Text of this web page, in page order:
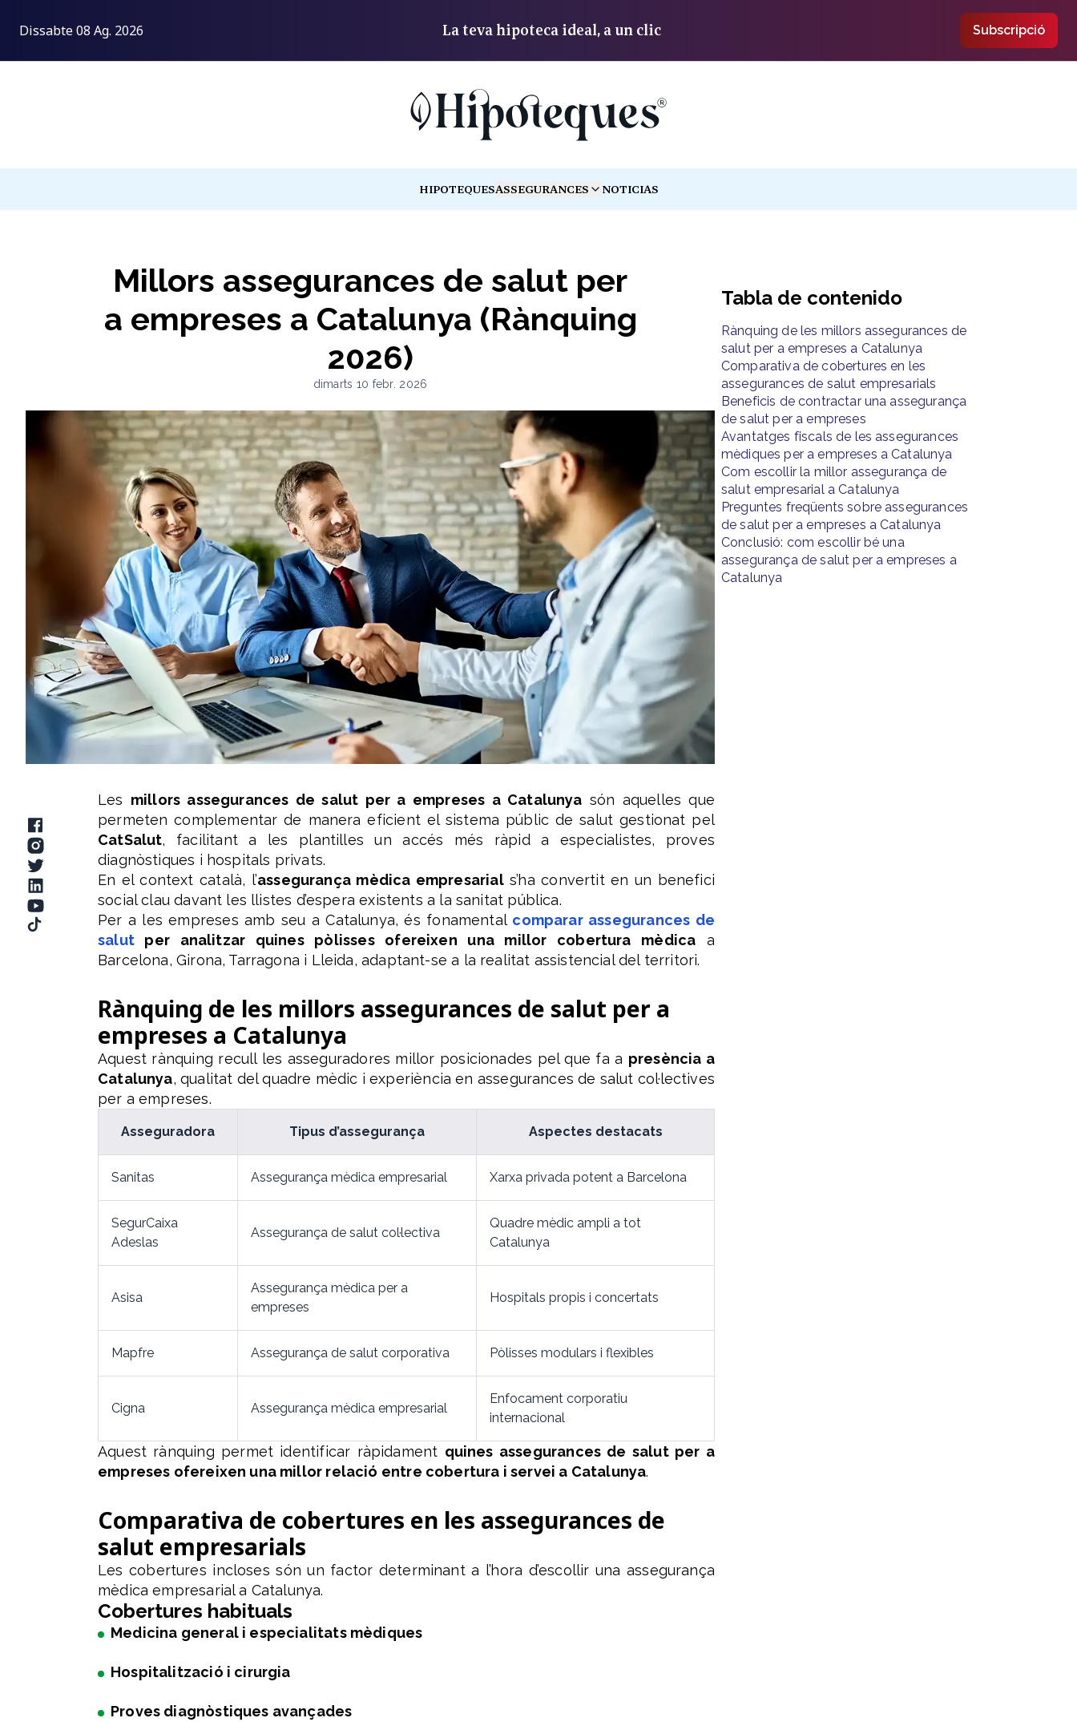
Dissabte 08 Ag. 2026 La teva hipoteca ideal, a un clic Subscripció
HIPOTEQUESASSEGURANCES
TOGGLE MENU NOTICIAS
Millors assegurances de salut per
a empreses a Catalunya (Rànquing
2026)
dimarts 10 febr. 2026
Les millors assegurances de salut per a empreses a Catalunya són aquelles que
permeten complementar de manera eficient el sistema públic de salut gestionat pel
CatSalut, facilitant a les plantilles un accés més ràpid a especialistes, proves
diagnòstiques i hospitals privats.
En el context català, l’assegurança mèdica empresarials’ha convertit en un benefici
social clau davant les llistes d’espera existents a la sanitat pública.
Per a les empreses amb seu a Catalunya, és fonamental comparar assegurances de
salutper analitzar quines pòlisses ofereixen una millor cobertura mèdica a
Barcelona, Girona, Tarragona i Lleida, adaptant-se a la realitat assistencial del territori.
Rànquing de les millors assegurances de salut per a
empreses a Catalunya
Aquest rànquing recull les asseguradores millor posicionades pel que fa a presència a
Catalunya, qualitat del quadre mèdic i experiència en assegurances de salut col·lectives
per a empreses.
Asseguradora Tipus d’assegurança Aspectes destacats
Sanitas Assegurança mèdica empresarial Xarxa privada potent a Barcelona
SegurCaixa
Adeslas
Assegurança de salut col·lectiva
Quadre mèdic ampli a tot
Catalunya
Asisa
Assegurança mèdica per a
empreses
Hospitals propis i concertats
Mapfre Assegurança de salut corporativa Pòlisses modulars i flexibles
Cigna Assegurança mèdica empresarial
Enfocament corporatiu
internacional
Aquest rànquing permet identificar ràpidament quines assegurances de salut per a
empreses ofereixen una millor relació entre cobertura i servei a Catalunya.
Comparativa de cobertures en les assegurances de
salut empresarials
Les cobertures incloses són un factor determinant a l’hora d’escollir una assegurança
mèdica empresarial a Catalunya.
Cobertures habituals
Medicina general i especialitats mèdiques
Hospitalització i cirurgia
Proves diagnòstiques avançades
Tabla de contenido
Rànquing de les millors assegurances de
salut per a empreses a Catalunya
Comparativa de cobertures en les
assegurances de salut empresarials
Beneficis de contractar una assegurança
de salut per a empreses
Avantatges fiscals de les assegurances
mèdiques per a empreses a Catalunya
Com escollir la millor assegurança de
salut empresarial a Catalunya
Preguntes freqüents sobre assegurances
de salut per a empreses a Catalunya
Conclusió: com escollir bé una
assegurança de salut per a empreses a
Catalunya